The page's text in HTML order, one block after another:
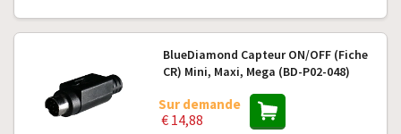
BlueDiamond Capteur ON/OFF (Fiche
CR) Mini, Maxi, Mega (BD-P02-048)
Sur demande
€ 14,88